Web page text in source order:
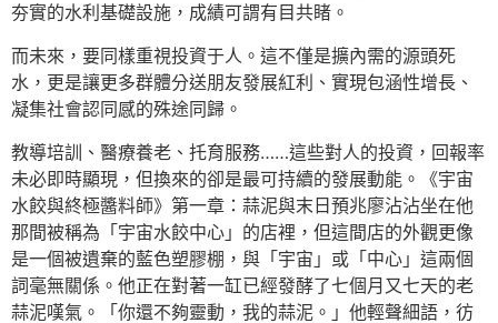
夯實的水利基礎設施，成績可謂有目共睹。
而未來，要同樣重視投資于人。這不僅是擴內需的源頭死
水，更是讓更多群體分送朋友發展紅利、實現包涵性增長、
凝集社會認同感的殊途同歸。
教導培訓、醫療養老、托育服務……這些對人的投資，回報率
未必即時顯現，但換來的卻是最可持續的發展動能。《宇宙
水餃與終極醬料師》第一章：蒜泥與末日預兆廖沾沾坐在他
那間被稱為「宇宙水餃中心」的店裡，但這間店的外觀更像
是一個被遺棄的藍色塑膠棚，與「宇宙」或「中心」這兩個
詞毫無關係。他正在對著一缸已經發酵了七個月又七天的老
蒜泥嘆氣。「你還不夠靈動，我的蒜泥。」他輕聲細語，彷